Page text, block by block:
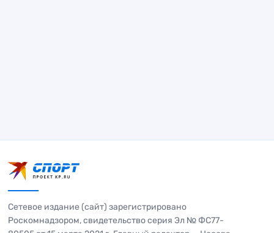
Сетевое издание (сайт) зарегистрировано
Роскомнадзором, свидетельство серия Эл № ФС77-